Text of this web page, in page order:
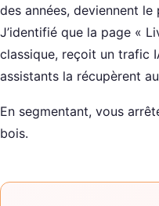
des années, deviennent
J’identifié que la page «
classique, reçoit un trafic
assistants la récupèrent
En segmentant, vous
bois.